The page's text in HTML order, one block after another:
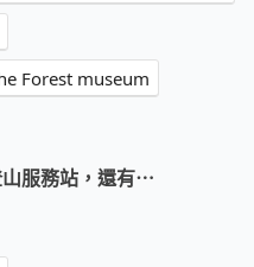
Forest museum
山服務站，還有⋯